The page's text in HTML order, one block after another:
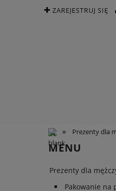
ZAREJESTRUJ SIĘ
» Prezenty dla
MENU
Prezenty dla
Pakowanie na